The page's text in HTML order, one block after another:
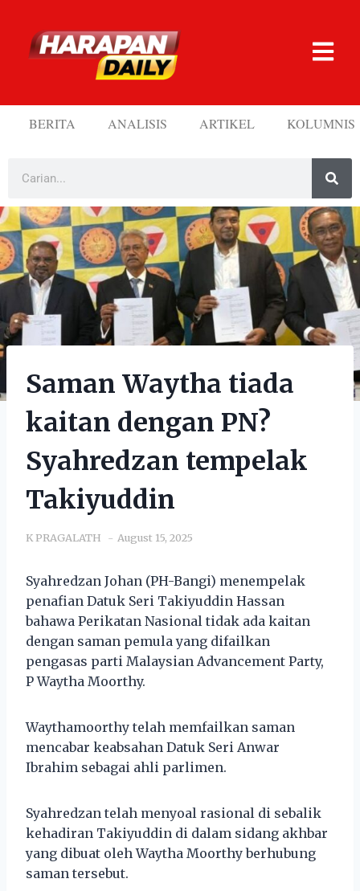
BERITA ANALISIS ARTIKEL KOLUMNIS
Saman Waytha tiada
kaitan dengan PN?
Syahredzan tempelak
Takiyuddin
K PRAGALATH August 15, 2025
Syahredzan Johan (PH-Bangi) menempelak
penafian Datuk Seri Takiyuddin Hassan
bahawa Perikatan Nasional tidak ada kaitan
dengan saman pemula yang difailkan
pengasas parti Malaysian Advancement Party,
P Waytha Moorthy.
Waythamoorthy telah memfailkan saman
mencabar keabsahan Datuk Seri Anwar
Ibrahim sebagai ahli parlimen.
Syahredzan telah menyoal rasional di sebalik
kehadiran Takiyuddin di dalam sidang akhbar
yang dibuat oleh Waytha Moorthy berhubung
saman tersebut.